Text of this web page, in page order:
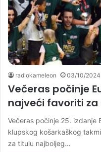
radiokameleon 03/10/2024
Večeras počinje
najveći favoriti
Večeras počinje 25. izdanje
klupskog košarkaškog
za titulu najboljeg…